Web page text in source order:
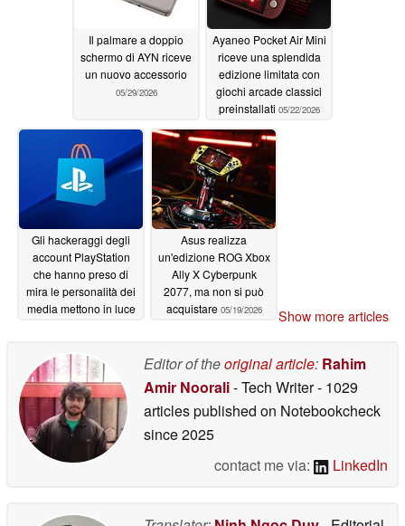
Il palmare a doppio
schermo di AYN riceve
un nuovo accessorio
05/29/2026
Ayaneo Pocket Air Mini
riceve una splendida
edizione limitata con
giochi arcade classici
preinstallati 05/22/2026
Gli hackeraggi degli
account PlayStation
che hanno preso di
mira le personalità dei
media mettono in luce
sicurezza
05/20/2026
Asus realizza
un'edizione ROG Xbox
Ally X Cyberpunk
2077, ma non si può
acquistare 05/19/2026 Show more articles
Editor of theoriginal article: Rahim
Amir Noorali- Tech Writer- 1029
articles published on Notebookcheck
since 2025
contact me via:
LinkedIn